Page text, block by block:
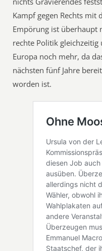
Kampf gegen Rechts mit
Empörung ist überhaupt
rechte Politik
Europa noch mehr, da
nächsten fünf Jahre
worden ist.